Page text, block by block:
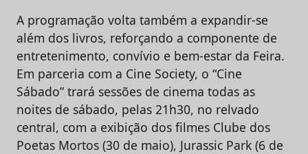
A programação volta também a expandir-se
além dos livros, reforçando a componente de
entretenimento, convívio e bem-estar da Feira.
Em parceria com a Cine Society, o “Cine
Sábado” trará sessões de cinema todas as
noites de sábado, pelas 21h30, no relvado
central, com a exibição dos filmes Clube dos
Poetas Mortos (30 de maio), Jurassic Park (6 de